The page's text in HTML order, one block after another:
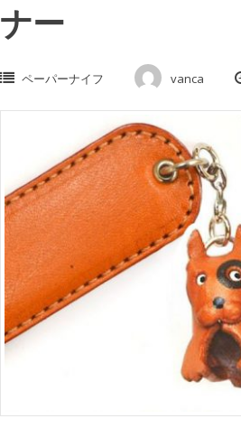
ナー
ペーパーナイフ vanca